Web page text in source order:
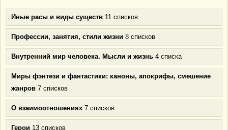
Иные расы и виды существ 11 списков
Профессии, занятия, стили жизни 8 списков
Внутренний мир человека. Мысли и жизнь 4 списка
Миры фэнтези и фантастики: каноны, апокрифы, смешение
жанров 7 списков
О взаимоотношениях 7 списков
Герои 13 списков